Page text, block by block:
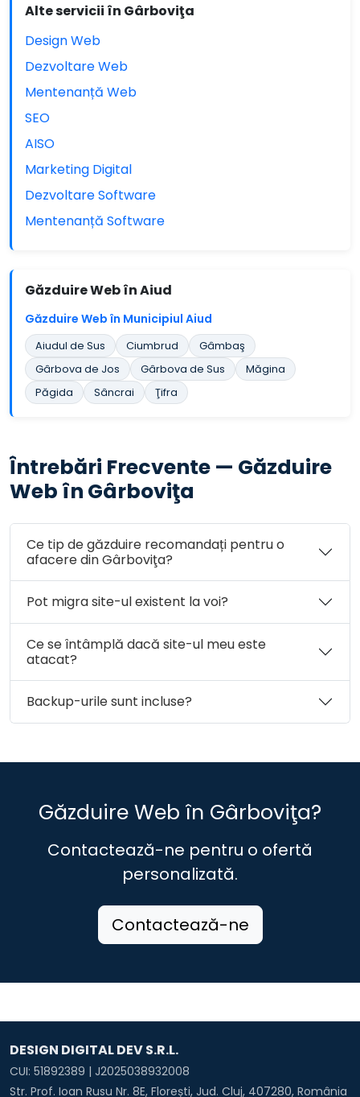
Alte servicii în Gârboviţa
Design Web
Dezvoltare Web
Mentenanță Web
SEO
AISO
Marketing Digital
Dezvoltare Software
Mentenanță Software
Găzduire Web în Aiud
Găzduire Web în Municipiul Aiud
Aiudul de Sus Ciumbrud
Gâmbaş
Gârbova de Jos
Gârbova de Sus
Măgina
Păgida
Sâncrai Ţifra
Întrebări Frecvente — Găzduire
Web în Gârboviţa
Ce tip de găzduire recomandați pentru o
afacere din Gârboviţa?
Pot migra site-ul existent la voi?
Ce se întâmplă dacă site-ul meu este
atacat?
Backup-urile sunt incluse?
Găzduire Web în Gârboviţa?
Contactează-ne pentru o ofertă
personalizată.
Contactează-ne
DESIGN DIGITAL DEV S.R.L.
CUI: 51892389 | J2025038932008
Str. Prof. Ioan Rusu Nr. 8E, Florești, Jud. Cluj, 407280, România